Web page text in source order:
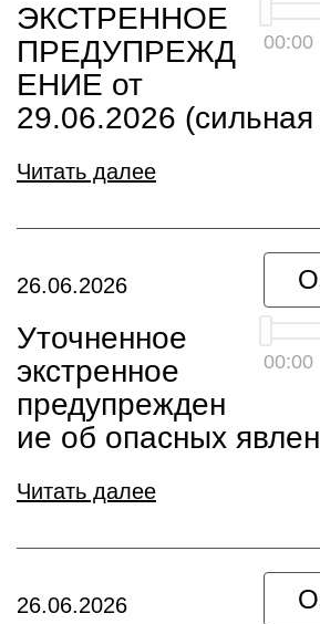
00:00
ЭКСТРЕННОЕ
ПРЕДУПРЕЖД
ЕНИЕ от
29.06.2026
Читать далее
00:00
26.06.2026
Уточненное
экстренное
предупрежден
ие об опасных
Читать далее
26.06.2026